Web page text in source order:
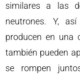
similares a las
neutrones. Y,
producen en una
también pueden
se rompen